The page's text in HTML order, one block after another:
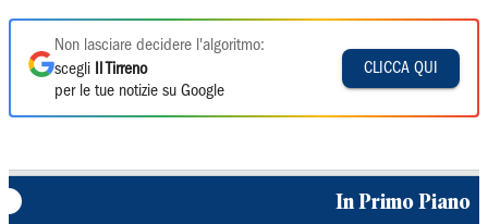
Non lasciare decidere l'algoritmo:
scegli
Il Tirreno
per le tue notizie su Google
CLICCA QUI
In Primo Piano